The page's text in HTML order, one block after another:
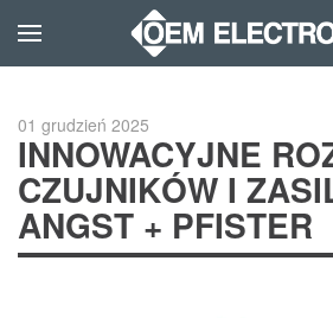
01 grudzień 2025
INNOWACYJNE
CZUJNIKÓW I
ANGST + PFISTER